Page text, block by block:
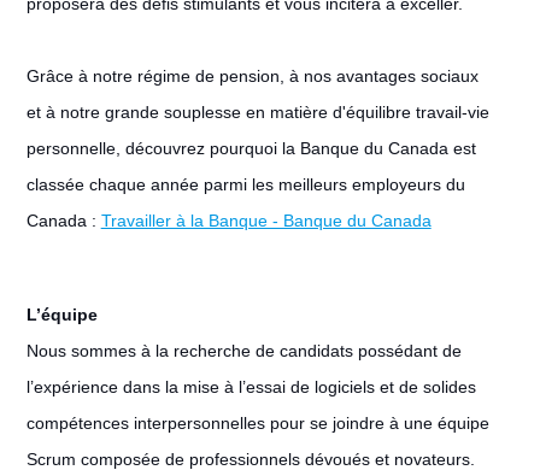
Grâce à notre régime de pension, à nos avantages sociaux
et à notre grande souplesse en matière d'équilibre travail-vie
personnelle, découvrez pourquoi la Banque du Canada est
classée chaque année parmi les meilleurs employeurs du
Canada : Travailler à la Banque - Banque du Canada
L’équipe
Nous sommes à la recherche de candidats possédant de
l’expérience dans la mise à l’essai de logiciels et de solides
compétences interpersonnelles pour se joindre à une équipe
Scrum composée de professionnels dévoués et novateurs.